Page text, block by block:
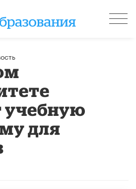
учебную
для